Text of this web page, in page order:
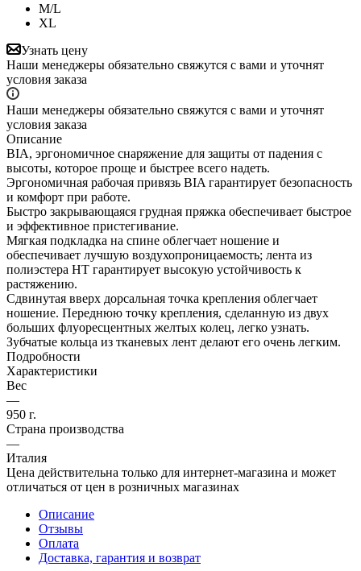
M/L
XL
Узнать цену
Наши менеджеры обязательно свяжутся с вами и уточнят
условия заказа
Наши менеджеры обязательно свяжутся с вами и уточнят
условия заказа
Описание
BIA, эргономичное снаряжение для защиты от падения с
высоты, которое проще и быстрее всего надеть.
Эргономичная рабочая привязь BIA гарантирует безопасность
и комфорт при работе.
Быстро закрывающаяся грудная пряжка обеспечивает быстрое
и эффективное пристегивание.
Мягкая подкладка на спине облегчает ношение и
обеспечивает лучшую воздухопроницаемость; лента из
полиэстера HT гарантирует высокую устойчивость к
растяжению.
Сдвинутая вверх дорсальная точка крепления облегчает
ношение. Переднюю точку крепления, сделанную из двух
больших флуоресцентных желтых колец, легко узнать.
Зубчатые кольца из тканевых лент делают его очень легким.
Подробности
Характеристики
Вес
—
950 г.
Страна производства
—
Италия
Цена действительна только для интернет-магазина и может
отличаться от цен в розничных магазинах
Описание
Отзывы
Оплата
Доставка, гарантия и возврат